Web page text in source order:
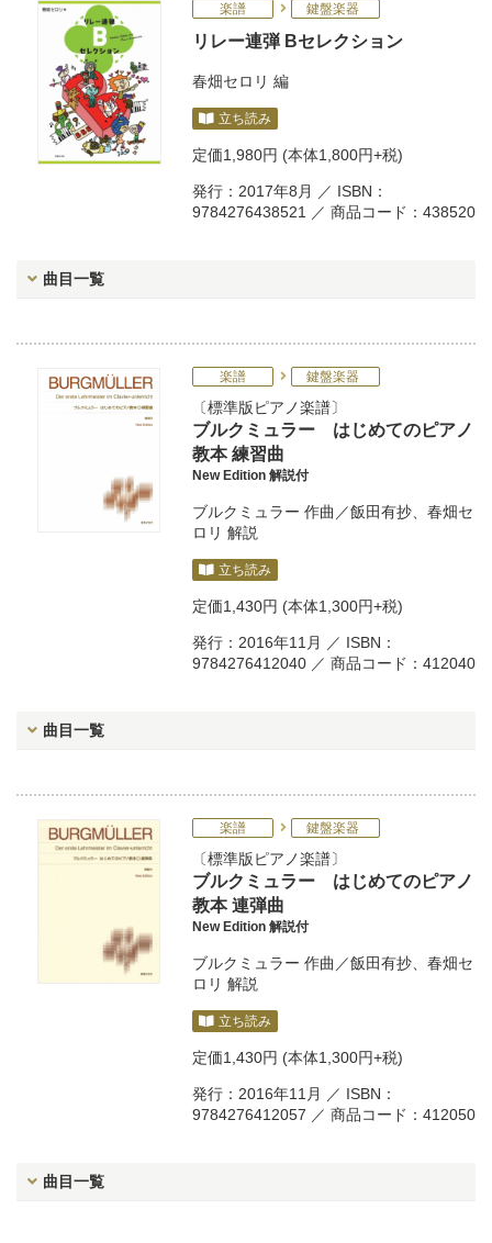
楽譜 鍵盤楽器
リレー連弾 Bセレクション
春畑セロリ 編
立ち読み
定価1,980円 (本体1,800円+税)
発行：2017年8月 ／ ISBN：
9784276438521 ／ 商品コード：438520
曲目一覧
楽譜 鍵盤楽器
標準版ピアノ楽譜
ブルクミュラー はじめてのピアノ
教本 練習曲
New Edition 解説付
ブルクミュラー 作曲／飯田有抄
春畑セ
ロリ 解説
立ち読み
定価1,430円 (本体1,300円+税)
発行：2016年11月 ／ ISBN：
9784276412040 ／ 商品コード：412040
曲目一覧
楽譜 鍵盤楽器
標準版ピアノ楽譜
ブルクミュラー はじめてのピアノ
教本 連弾曲
New Edition 解説付
ブルクミュラー 作曲／飯田有抄
春畑セ
ロリ 解説
立ち読み
定価1,430円 (本体1,300円+税)
発行：2016年11月 ／ ISBN：
9784276412057 ／ 商品コード：412050
曲目一覧